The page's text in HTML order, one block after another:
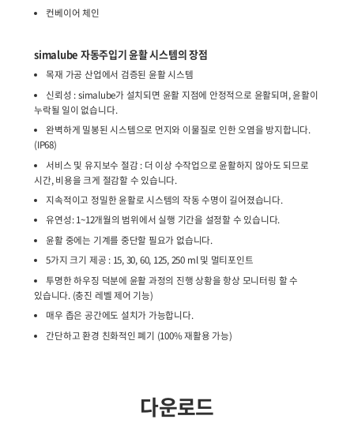
컨베이어 벨트의 Y볼 베어링 유닛에는 윤활유가 지